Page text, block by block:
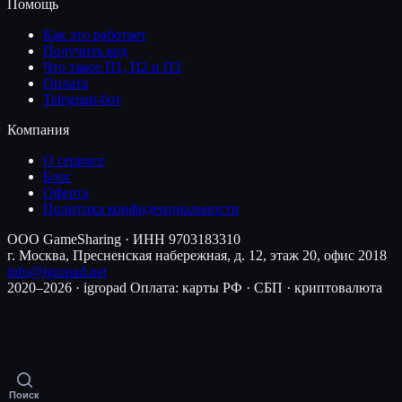
Помощь
Как это работает
Получить код
Что такое П1, П2 и П3
Оплата
Telegram-бот
Компания
О сервисе
Блог
Оферта
Политика конфиденциальности
ООО GameSharing · ИНН 9703183310
г. Москва, Пресненская набережная, д. 12, этаж 20, офис 2018
info@igropad.net
2020–2026 · igropad Оплата: карты РФ · СБП · криптовалюта
Поиск